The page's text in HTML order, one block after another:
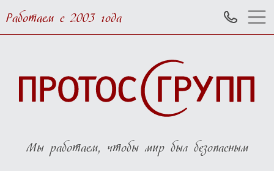
Работаем с 2003 года
Мы работаем, чтобы мир был безопасным